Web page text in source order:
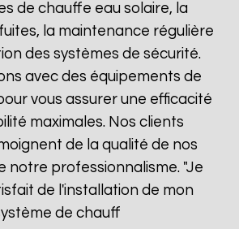
de chauffe eau solaire, la
la maintenance régulière
des systèmes de sécurité.
avec des équipements de
vous assurer une efficacité
maximales. Nos clients
de la qualité de nos
notre professionnalisme. "Je
de l'installation de mon
de chauff